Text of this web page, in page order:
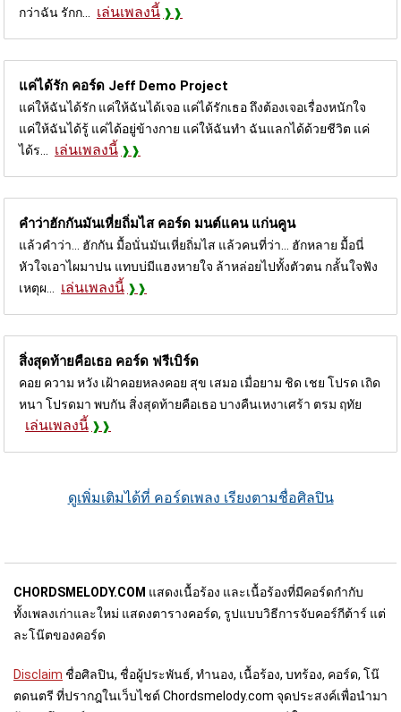
กว่าฉัน รักก... เล่นเพลงนี้
แค่ได้รัก คอร์ด Jeff Demo Project
แค่ให้ฉันได้รัก แค่ให้ฉันได้เจอ แค่ได้รักเธอ ถึงต้องเจอเรื่องหนักใจ
แค่ให้ฉันได้รู้ แค่ได้อยู่ข้างกาย แค่ให้ฉันทำ ฉันแลกได้ด้วยชีวิต แค่
ได้ร... เล่นเพลงนี้
คำว่าฮักกันมันเหี่ยถิ่มไส คอร์ด มนต์แคน แก่นคูน
แล้วคำว่า... ฮักกัน มื้อนั่นมันเหี่ยถิ่มไส แล้วคนที่ว่า... ฮักหลาย มื้อนี่
หัวใจเอาไผมาปน แทบบ่มีแฮงหายใจ ล้าหล่อยไปทั้งตัวตน กลั้นใจฟัง
เหตุผ... เล่นเพลงนี้
สิ่งสุดท้ายคือเธอ คอร์ด ฟรีเบิร์ด
คอย ความ หวัง เฝ้าคอยหลงคอย สุข เสมอ เมื่อยาม ชิด เชย โปรด เถิด
หนา โปรดมา พบกัน สิ่งสุดท้ายคือเธอ บางคืนเหงาเศร้า ตรม ฤทัย
เล่นเพลงนี้
ดูเพิ่มเติมได้ที่ คอร์ดเพลง เรียงตามชื่อศิลปิน
CHORDSMELODY.COM แสดงเนื้อร้อง และเนื้อร้องที่มีคอร์ดกำกับ
ทั้งเพลงเก่าและใหม่ แสดงตารางคอร์ด, รูปแบบวิธีการจับคอร์กีต้าร์ แต่
ละโน๊ตของคอร์ด
Disclaim ชื่อศิลปิน, ชื่อผู้ประพันธ์, ทำนอง, เนื้อร้อง, บทร้อง, คอร์ด, โน๊
ตดนตรี ที่ปรากฎในเว็บไชต์ Chordsmelody.com จุดประสงค์เพื่อนำมา